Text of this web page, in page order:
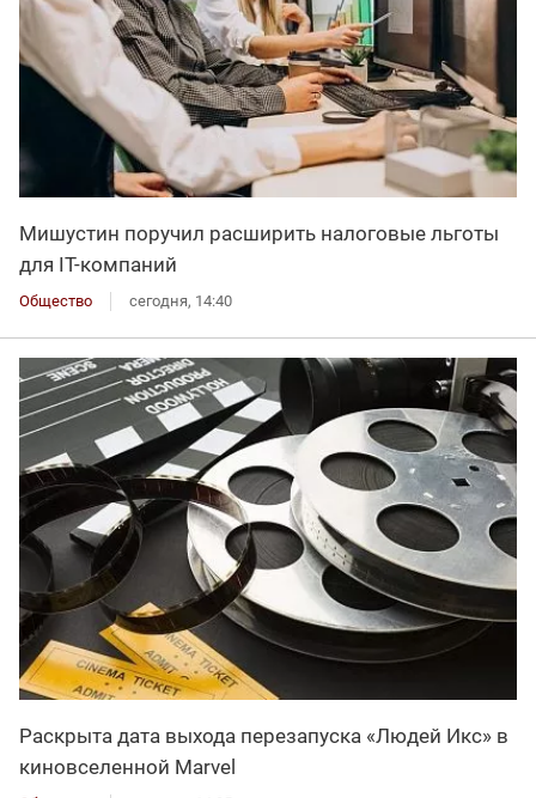
Мишустин поручил расширить налоговые льготы
для IT-компаний
Общество сегодня, 14:40
Раскрыта дата выхода перезапуска «Людей Икс» в
киновселенной Marvel